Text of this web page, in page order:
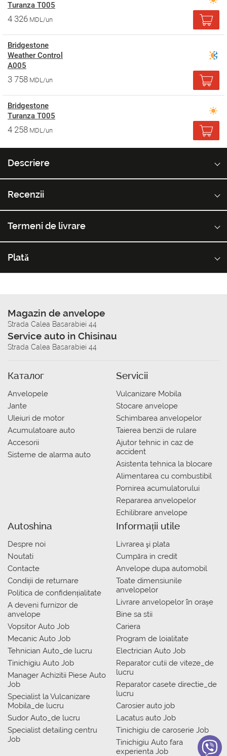
Turanza T005
4 326 MDL/un
Bridgestone
Weather Control
A005
3 758 MDL/un
Bridgestone
Turanza T005
4 258 MDL/un
Descriere
Recenzii
Termeni de livrare
Plată
Magazin de anvelope
Strada Calea Basarabiei 44
Service auto in Chisinau
Strada Calea Basarabiei 44
Каталог
Anvelopele
Jante
Uleiuri de motor
Acumulatoare auto
Accesorii
Sisteme de alarma auto
Servicii
Vulcanizare Mobila
Stocare anvelope
Schimbarea anvelopelor
Taierea benzii de rulare
Ajutor tehnic in caz de
accident
Asistenta tehnica la blocare
Alimentarea cu combustibil
Pornirea acumulatorului
Repararea anvelopelor
Echilibrare anvelope
Autoshina
Despre noi
Noutati
Contacte
Condiții de returnare
Politica de confidențialitate
A deveni furnizor de
anvelope
Vopsitor Auto Job
Mecanic Auto Job
Tehnician Auto_de lucru
Tinichigiu Auto Job
Manager Achizitii Piese Auto
Job
Specialist la Vulcanizare
Mobila_de lucru
Sudor Auto_de lucru
Specialist detailing centru
Job
Informații utile
Livrarea şi plata
Сumpăra in credit
Anvelope dupa automobil
Toate dimensiunile
anvelopelor
Livrare anvelopelor în orașe
Bine sa stii
Cariera
Program de loialitate
Electrician Auto Job
Reparator cutii de viteze_de
lucru
Reparator casete directie_de
lucru
Carosier auto job
Lacatus auto Job
Tinichigiu de caroserie Job
Tinichigiu Auto fara
experienta Job